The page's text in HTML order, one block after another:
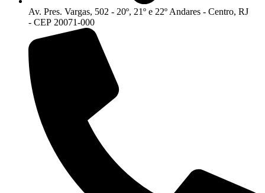
Av. Pres. Vargas, 502 - 20º, 21º e 22º Andares - Centro, RJ
- CEP 20071-000